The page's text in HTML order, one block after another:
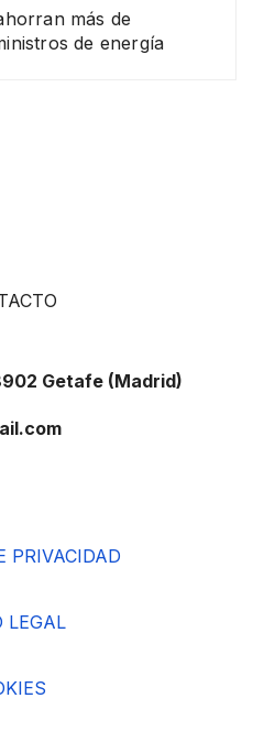
más de
de energía
Getafe (Madrid)
PRIVACIDAD
LEGAL